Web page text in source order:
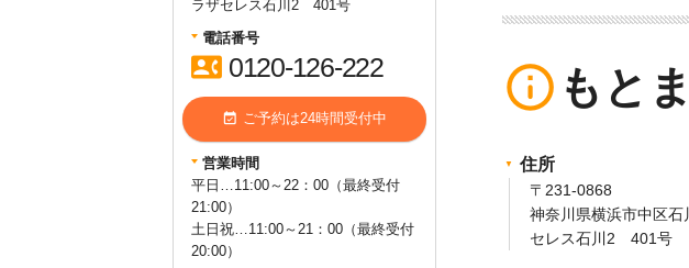
info_outline もと
住所
〒231-0868
神奈川県横浜市中区
セレス石川2 401号
ラザセレス石川2 401号
電話番号
contact_phone 0120-126-222
event_available ご予約は24時間受付中
営業時間
平日…11:00～22：00（最終受付
21:00）
土日祝…11:00～21：00（最終受付
20:00）